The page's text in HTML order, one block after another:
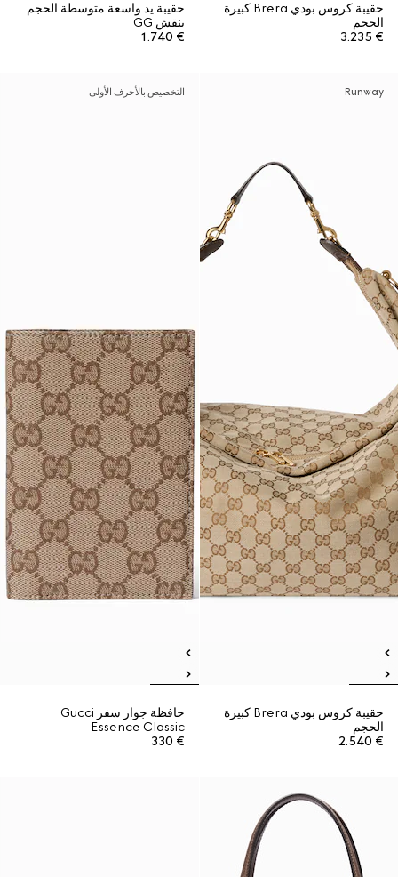
حقيبة كروس بودي Brera كبيرة
الحجم
€ 3.235
حقيبة يد واسعة متوسطة الحجم
بنقش GG
€ 1.740
Runway
حقيبة كروس بودي Brera كبيرة
الحجم
€ 2.540
التخصيص بالأحرف الأولى
حافظة جواز سفر Gucci
Essence Classic
€ 330